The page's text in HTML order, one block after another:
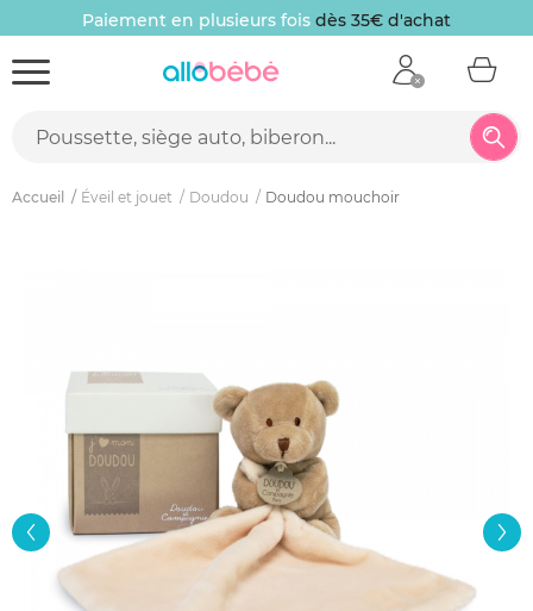
Paiement en plusieurs fois dès 35€ d'achat
Accueil Éveil et jouet Doudou Doudou mouchoir